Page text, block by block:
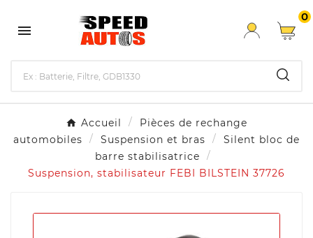

0
Accueil
Pièces de rechange
automobiles
Suspension et bras
Silent bloc de
barre stabilisatrice
Suspension, stabilisateur FEBI BILSTEIN 37726